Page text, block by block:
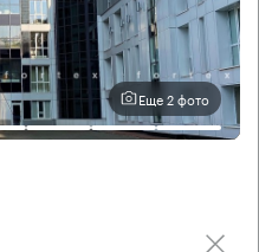
Еще 2 фото